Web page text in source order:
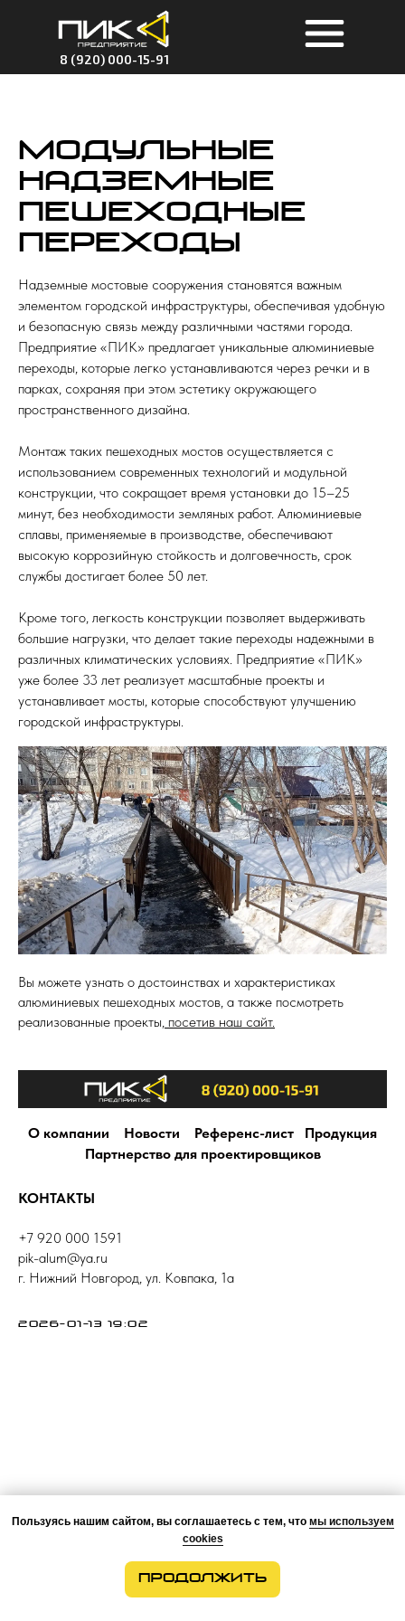
8 (920) 000-15-91
Модульные
надземные
пешеходные
переходы
Надземные мостовые сооружения становятся важным
элементом городской инфраструктуры, обеспечивая удобную
и безопасную связь между различными частями города.
Предприятие «ПИК» предлагает уникальные алюминиевые
переходы, которые легко устанавливаются через речки и в
парках, сохраняя при этом эстетику окружающего
пространственного дизайна.
Монтаж таких пешеходных мостов осуществляется с
использованием современных технологий и модульной
конструкции, что сокращает время установки до 15–25
минут, без необходимости земляных работ. Алюминиевые
сплавы, применяемые в производстве, обеспечивают
высокую коррозийную стойкость и долговечность, срок
службы достигает более 50 лет.
Кроме того, легкость конструкции позволяет выдерживать
большие нагрузки, что делает такие переходы надежными в
различных климатических условиях. Предприятие «ПИК»
уже более 33 лет реализует масштабные проекты и
устанавливает мосты, которые способствуют улучшению
городской инфраструктуры.
Вы можете узнать о достоинствах и характеристиках
алюминиевых пешеходных мостов, а также посмотреть
реализованные проекты, посетив наш сайт.
О компании Новости Референс-лист
Продукция
Партнерство для проектировщиков
КОНТАКТЫ
+7 920 000 1591
pik-alum@ya.ru
г. Нижний Новгород, ул. Ковпака, 1а
2026-01-13 19:02
Пользуясь нашим сайтом, вы соглашаетесь с тем, что мы используем
cookies
ПРОДОЛЖИТЬ